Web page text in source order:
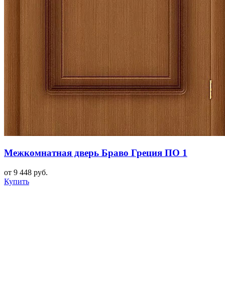
Межкомнатная дверь Браво Греция ПО 1
от 9 448 руб.
Купить